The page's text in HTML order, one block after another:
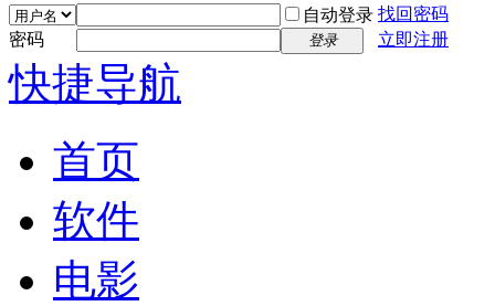
自动登录 找回密码
密码
登录 立即注册
快捷导航
首页
软件
电影